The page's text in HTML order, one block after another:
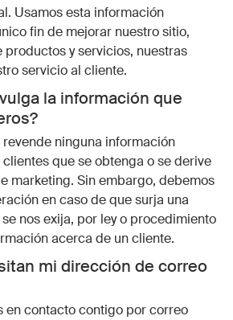
Usamos esta información
fin de mejorar nuestro sitio,
productos y servicios, nuestras
servicio al cliente.
la información que
revende ninguna información
que se obtenga o se derive
marketing. Sin embargo, debemos
en caso de que surja una
nos exija, por ley o procedimiento
acerca de un cliente.
mi dirección de correo
en contacto contigo por correo